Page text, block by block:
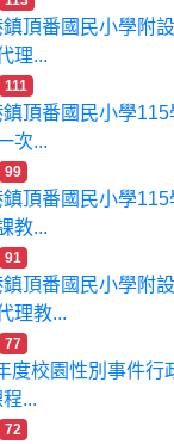
頂番國民小學附
理...
111
頂番國民小學
次...
99
頂番國民小學
教...
91
頂番國民小學附
理教...
77
度校園性別事件行
...
72